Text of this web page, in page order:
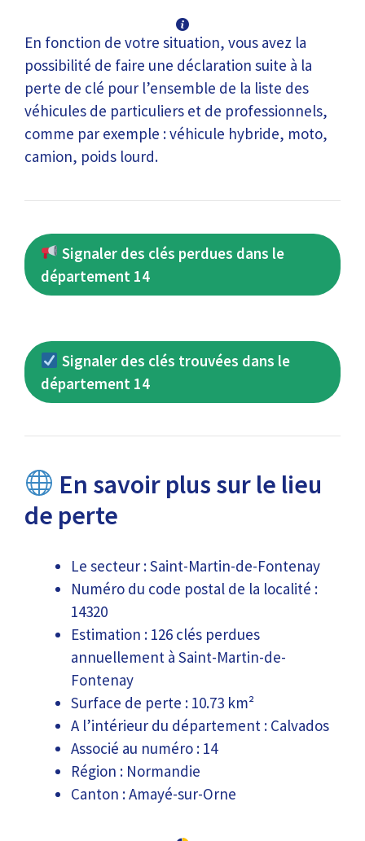
En fonction de votre situation, vous avez la
possibilité de faire une déclaration suite à la
perte de clé pour l’ensemble de la liste des
véhicules de particuliers et de professionnels,
comme par exemple : véhicule hybride, moto,
camion, poids lourd.
Signaler des clés perdues dans le
département 14
Signaler des clés trouvées dans le
département 14
En savoir plus sur le lieu
de perte
Le secteur : Saint-Martin-de-Fontenay
Numéro du code postal de la localité :
14320
Estimation : 126 clés perdues
annuellement à Saint-Martin-de-
Fontenay
Surface de perte : 10.73 km²
A l’intérieur du département : Calvados
Associé au numéro : 14
Région : Normandie
Canton : Amayé-sur-Orne